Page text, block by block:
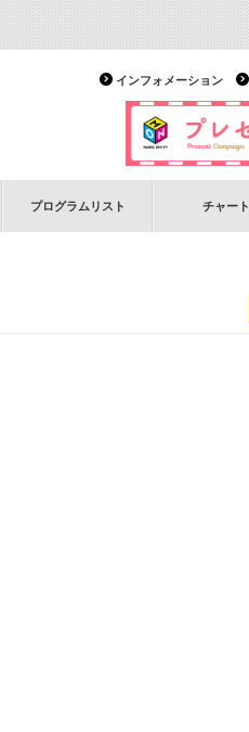
インフォメーション
プログラムリスト チャート